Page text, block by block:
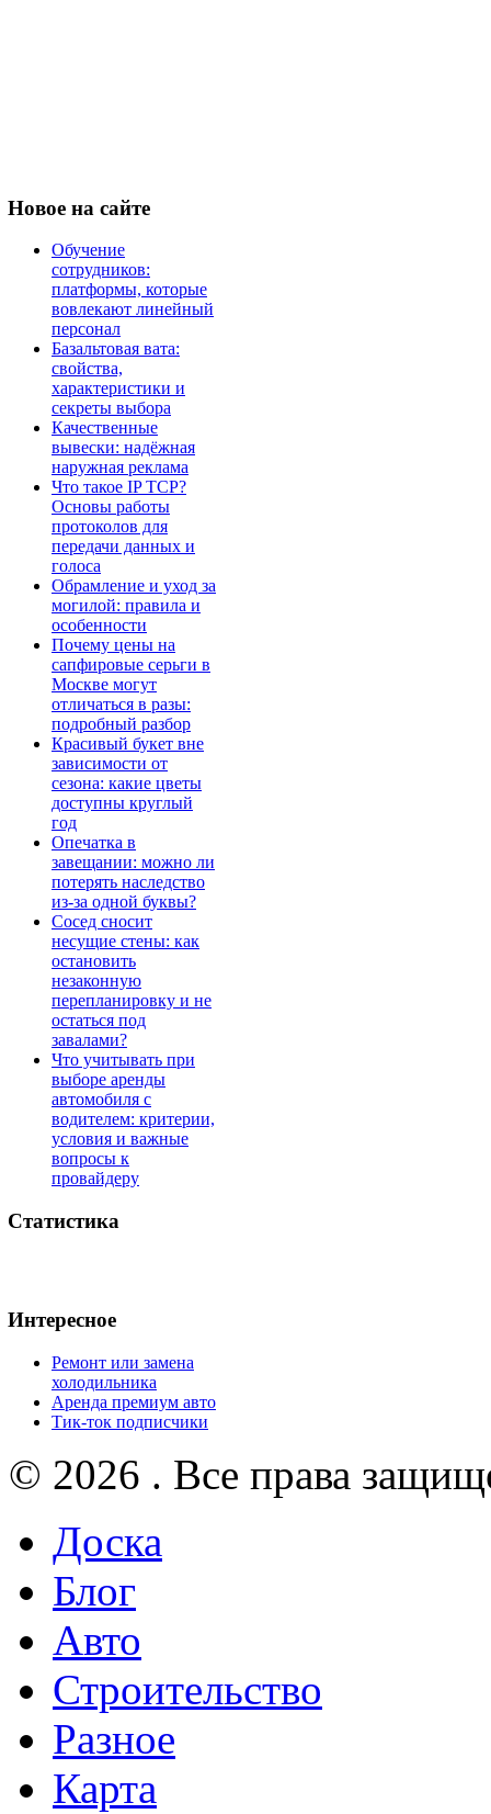
Новое на сайте
Обучение
сотрудников:
платформы, которые
вовлекают линейный
персонал
Базальтовая вата:
свойства,
характеристики и
секреты выбора
Качественные
вывески: надёжная
наружная реклама
Что такое IP TCP?
Основы работы
протоколов для
передачи данных и
голоса
Обрамление и уход за
могилой: правила и
особенности
Почему цены на
сапфировые серьги в
Москве могут
отличаться в разы:
подробный разбор
Красивый букет вне
зависимости от
сезона: какие цветы
доступны круглый
год
Опечатка в
завещании: можно ли
потерять наследство
из-за одной буквы?
Сосед сносит
несущие стены: как
остановить
незаконную
перепланировку и не
остаться под
завалами?
Что учитывать при
выборе аренды
автомобиля с
водителем: критерии,
условия и важные
вопросы к
провайдеру
Статистика
Интересное
Ремонт или замена
холодильника
Аренда премиум авто
Тик-ток подписчики
© 2026 . Все права
Доска
Блог
Авто
Строительство
Разное
Карта